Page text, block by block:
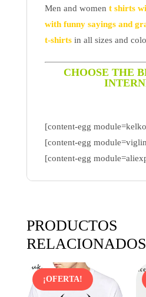
Men and women t shirts
with funny sayings and
t-shirtsin all sizes and
CHOOSE THE
[content-egg
[content-egg
[content-egg
PRODUCTOS
RELACIONADOS
¡OFERTA!